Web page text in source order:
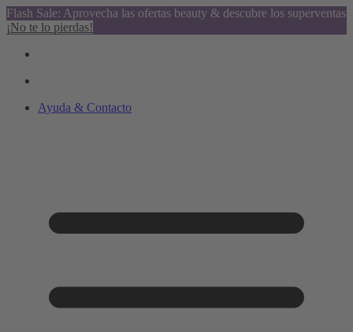
Flash Sale: Aprovecha las ofertas beauty & descubre los superventas
¡No te lo pierdas!
Ayuda & Contacto